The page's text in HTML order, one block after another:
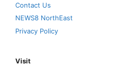
Contact Us
NEWS8 NorthEast
Privacy Policy
Visit